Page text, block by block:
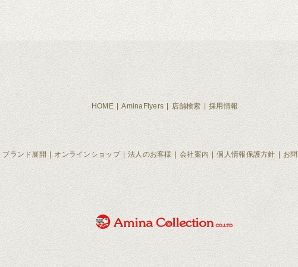
HOME AminaFlyers 店舗検索 採用情報
ブランド展開 オンラインショップ 法人のお客様 会社案内 個人情報保護方針 お